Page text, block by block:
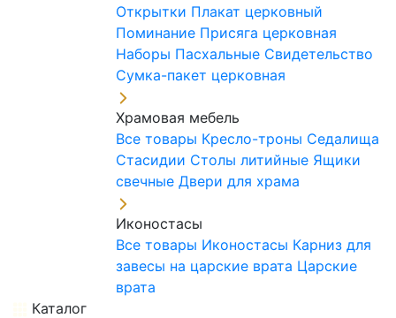
Открытки Плакат церковный
Поминание Присяга церковная
Наборы Пасхальные Свидетельство
Сумка-пакет церковная
Храмовая мебель
Все товары Кресло-троны Седалища
Стасидии Столы литийные Ящики
свечные Двери для храма
Иконостасы
Все товары Иконостасы Карниз для
завесы на царские врата Царские
врата
Каталог